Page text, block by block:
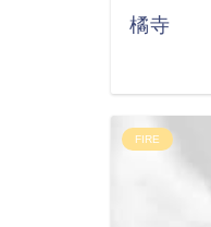
橘寺
FIRE